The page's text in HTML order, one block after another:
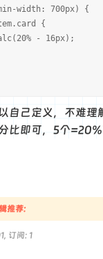
width: 700px) {
{
- 16px);
自己定义，不难
比即可，5个
推荐:
订阅: 1